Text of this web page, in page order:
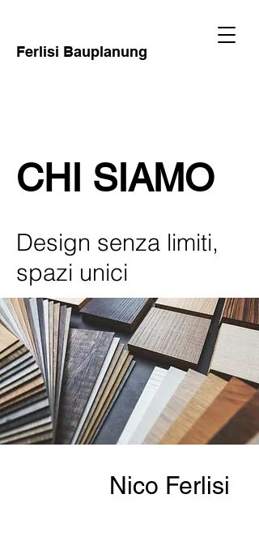
Ferlisi Bauplanung
CHI SIAMO
Design senza limiti,
spazi unici
Nico Ferlisi